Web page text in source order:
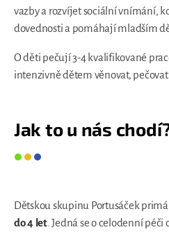
vazby a rozvíjet sociální vnímání,
dovednosti a pomáhají mladším
O děti pečují 3-4 kvalifikované
intenzivně dětem věnovat, pečovat
Jak to u nás
Dětskou skupinu Portusáček
do 4 let. Jedná se o celodenní péči